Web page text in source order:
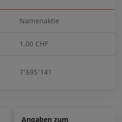
Namenaktie
1.00 CHF
7'695'141
Angaben zum